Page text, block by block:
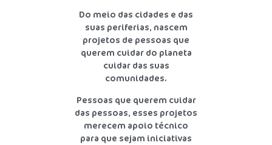
Do meio das cidades e das
suas periferias, nascem
projetos de pessoas que
querem cuidar do planeta
cuidar das suas
comunidades.
Pessoas que querem cuidar
das pessoas, esses projetos
merecem apoio técnico
para que sejam iniciativas